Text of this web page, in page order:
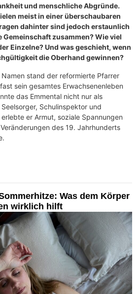
und menschliche Abgründe.
meist in einer überschaubaren
dahinter sind jedoch erstaunlich
Gemeinschaft zusammen? Wie viel
Einzelne? Und was geschieht, wenn
die Oberhand gewinnen?
stand der reformierte Pfarrer
sein gesamtes Erwachsenenleben
das Emmental nicht nur als
Schulinspektor und
er Armut, soziale Spannungen
des 19. Jahrhunderts
Was dem Körper
wirklich hilft